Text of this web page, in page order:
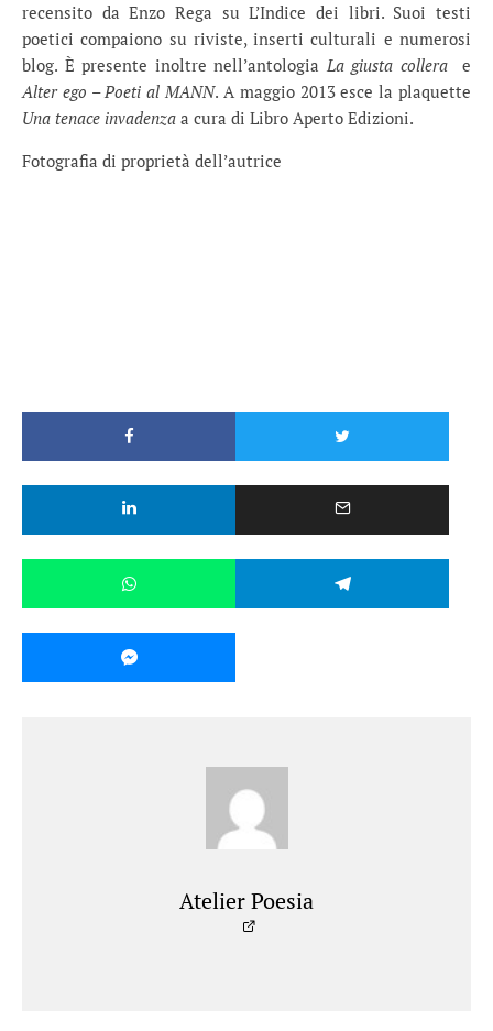
recensito da Enzo Rega su L’Indice dei libri. Suoi testi
poetici compaiono su riviste, inserti culturali e numerosi
blog. È presente inoltre nell’antologia La giusta collerae
Alter ego – Poeti al MANN. A maggio 2013 esce la plaquette
Una tenace invadenza a cura di Libro Aperto Edizioni.
Fotografia di proprietà dell’autrice
Atelier Poesia